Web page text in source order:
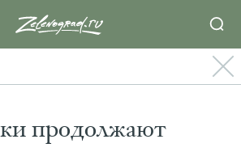
продолжают